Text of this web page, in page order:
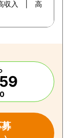
収入 | 高